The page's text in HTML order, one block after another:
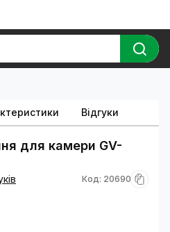
Відгуки
для камери GV-
Код: 20690